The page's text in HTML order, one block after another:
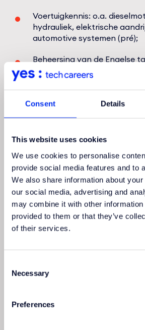
Consent Details
This website uses cookies
We use cookies to personalise
provide social media features and to
We also share information about
our social media, advertising and
may combine it with other information
provided to them or that they’ve
of their services.
Selection
Necessary
Preferences
Voertuigkennis: o.a.
hydrauliek, elektrische
automotive systemen (pré);
Beheersing van de Engelse
en geschrift.
Applynow
Do you say Yes to this challenge?
and we will contact you!